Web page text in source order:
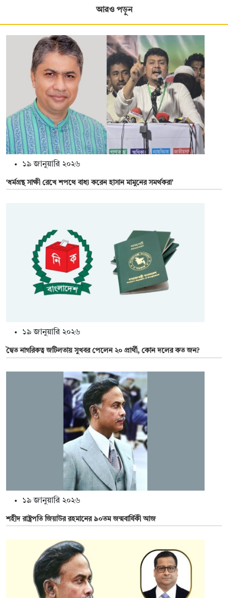
আরও পড়ুন
১৯ জানুয়ারি ২০২৬
‘ধর্মগ্রন্থ সাক্ষী রেখে শপথে বাধ্য করেন হাসান মামুনের সমর্থকরা’
১৯ জানুয়ারি ২০২৬
দ্বৈত নাগরিকত্ব জটিলতায় সুখবর পেলেন ২০ প্রার্থী, কোন দলের কত জন?
১৯ জানুয়ারি ২০২৬
শহীদ রাষ্ট্রপতি জিয়াউর রহমানের ৯০তম জন্মবার্ষিকী আজ